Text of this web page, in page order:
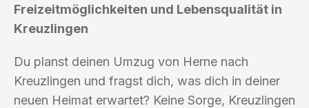
Freizeitmöglichkeiten und Lebensqualität in
Kreuzlingen
Du planst deinen Umzug von Herne nach
Kreuzlingen und fragst dich, was dich in deiner
neuen Heimat erwartet? Keine Sorge, Kreuzlingen